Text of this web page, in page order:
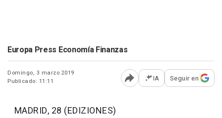
Europa Press Economía Finanzas
Domingo, 3 marzo 2019
Publicado: 11:11
Abrir opciones para
IA Seguir en
MADRID, 28 (EDIZIONES)